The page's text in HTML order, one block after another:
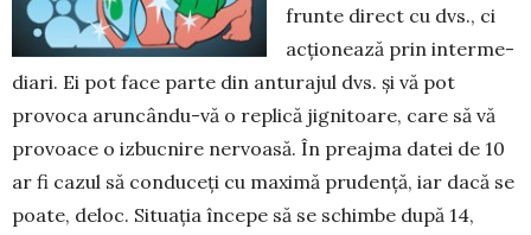
frunte direct cu dvs., ci
acționează prin inter­me­
diari. Ei pot face parte din anturajul dvs. și vă pot
provoca aruncându-vă o replică jignitoare, care să vă
provoace o izbucnire nervoasă. În preajma datei de 10
ar fi cazul să conduceți cu maximă prudență, iar dacă se
poate, deloc. Situația începe să se schim­be după 14,